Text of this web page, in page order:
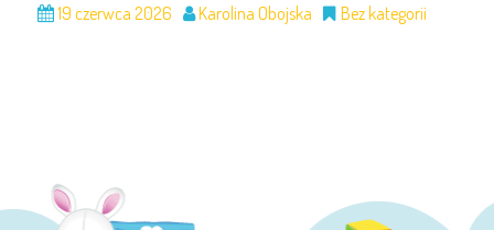
19 czerwca 2026 Karolina Obojska Bez kategorii